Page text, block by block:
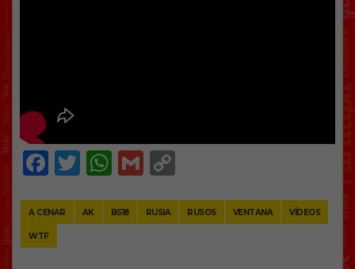
Facebook
Twitter
WhatsApp
Gmail
A CENAR AK BS18 RUSIA RUSOS VENTANA VÍDEOS
WTF